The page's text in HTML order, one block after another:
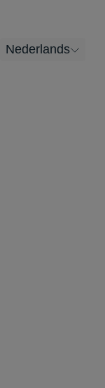
Nederlands